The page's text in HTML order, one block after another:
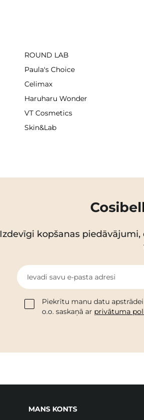
ROUND LAB
Paula's Choice
Celimax
Haruharu Wonder
VT Cosmetics
Skin&Lab
Izdevīgi kopšanas
Ievadi savu e-pasta adresi
Piekrītu manu datu
o.o. saskaņā ar privātuma
MANS KONTS